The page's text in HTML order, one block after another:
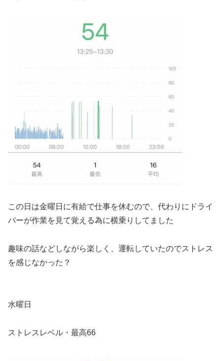
この日は金曜日に有給で仕事を休むので、代わりにドライ
バーが作業を見て覚える為に横乗りしてました
趣味の話などしながら楽しく、運転していたのでストレス
を感じなかった？
水曜日
ストレスレベル・最高66